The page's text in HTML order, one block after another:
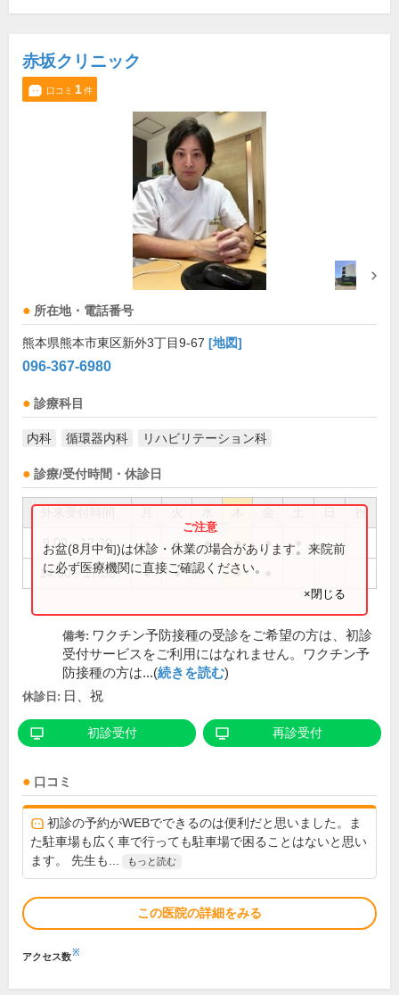
赤坂クリニック
口コミ 1件
所在地・電話番号
熊本県熊本市東区新外3丁目9-67 [地図]
096-367-6980
診療科目
内科 循環器内科 リハビリテーション科
診療/受付時間・休診日
祝
9:00～12:30 ● ● ● ● ●
14:00～17:30 ● ● ●
お盆(8月中旬)は休診・休業の場合があります。来院前
に必ず医療機関に直接ご確認ください。
×閉じる
備考: ワクチン予防接種の受診をご希望の方は、初診
受付サービスをご利用にはなれません。ワクチン予
防接種の方は...(続きを読む)
休診日: 日、祝
初診受付 再診受付
口コミ
初診の予約がWEBでできるのは便利だと思いました。ま
た駐車場も広く車で行っても駐車場で困ることはないと思い
ます。 先生も...
もっと読む
この医院の詳細をみる
アクセス数※